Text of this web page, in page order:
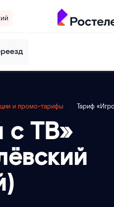
и промо-тарифы Тариф
с ТВ»